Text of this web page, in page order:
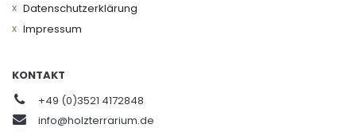
Daten­schutz­erklärung
Impressum
KONTAKT
+49 (0)3521 4172848
info@holzterrarium.de